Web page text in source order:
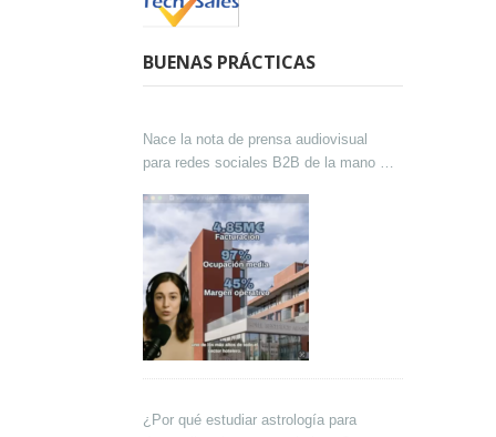
BUENAS PRÁCTICAS
Nace la nota de prensa audiovisual
para redes sociales B2B de la mano de
¿Por qué estudiar astrología para